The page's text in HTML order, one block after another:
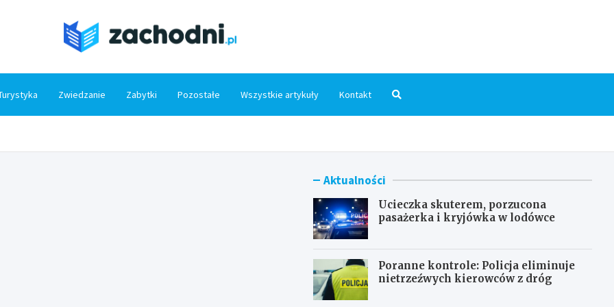
Zwiedzanie Zabytki Pozostałe Wszystkie artykuły Kontakt
Aktualności
Ucieczka skuterem, porzucona
pasażerka i kryjówka w lodówce
Poranne kontrole: Policja eliminuje
nietrzeźwych kierowców z dróg